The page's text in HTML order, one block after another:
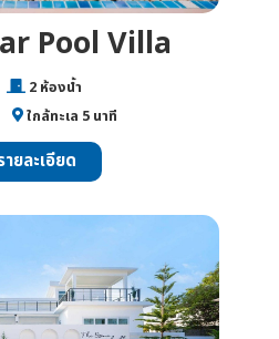
Pool Villa
2 ห้องน้ำ
ใกล้ทะเล 5 นาที
ายละเอียด